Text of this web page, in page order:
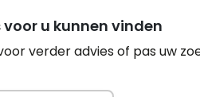
u kunnen vinden
verder advies of pas uw